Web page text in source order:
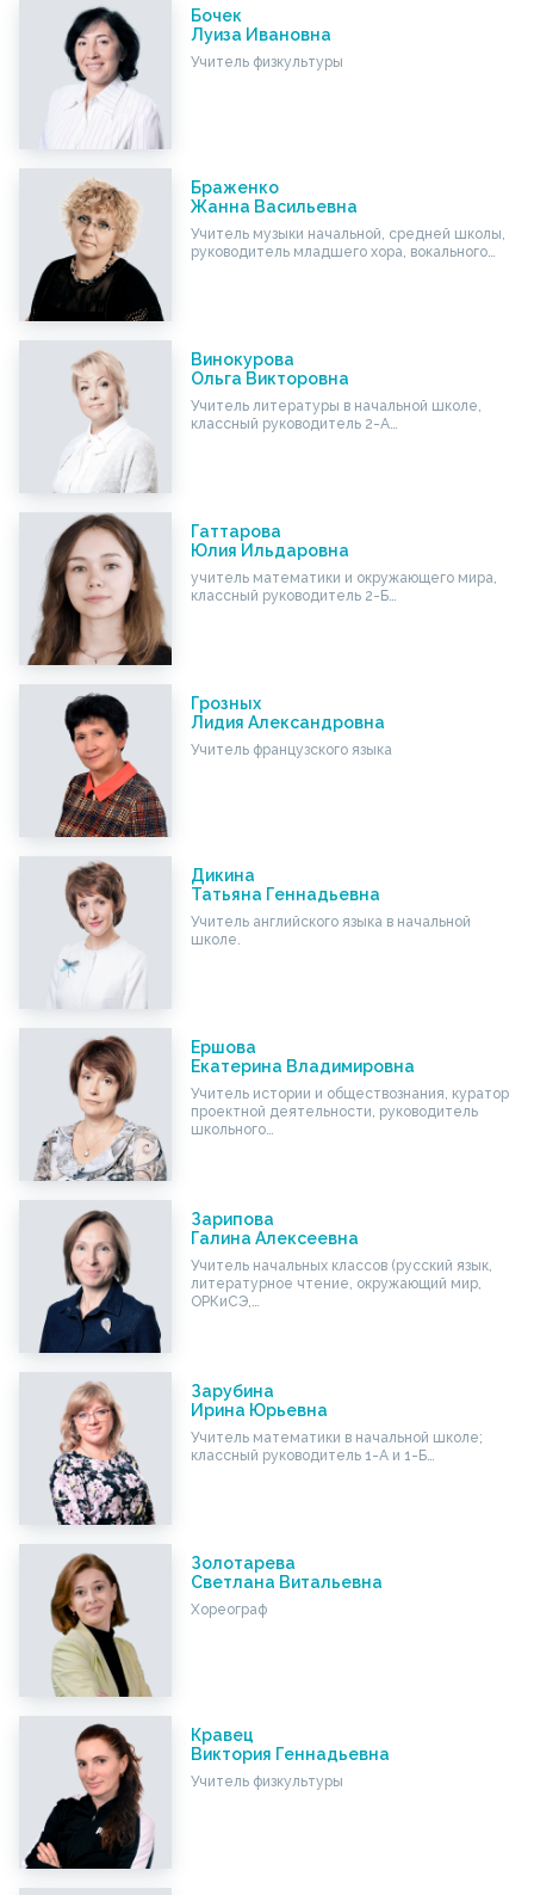
Бочек
Луиза Ивановна
Учитель физкультуры
Браженко
Жанна Васильевна
Учитель музыки начальной, средней школы,
руководитель младшего хора, вокального…
Винокурова
Ольга Викторовна
Учитель литературы в начальной школе,
классный руководитель 2-А…
Гаттарова
Юлия Ильдаровна
учитель математики и окружающего мира,
классный руководитель 2-Б…
Грозных
Лидия Александровна
Учитель французского языка
Дикина
Татьяна Геннадьевна
Учитель английского языка в начальной
школе.
Ершова
Екатерина Владимировна
Учитель истории и обществознания, куратор
проектной деятельности, руководитель
школьного…
Зарипова
Галина Алексеевна
Учитель начальных классов (русский язык,
литературное чтение, окружающий мир,
ОРКиСЭ,…
Зарубина
Ирина Юрьевна
Учитель математики в начальной школе;
классный руководитель 1-А и 1-Б…
Золотарева
Светлана Витальевна
Хореограф
Кравец
Виктория Геннадьевна
Учитель физкультуры